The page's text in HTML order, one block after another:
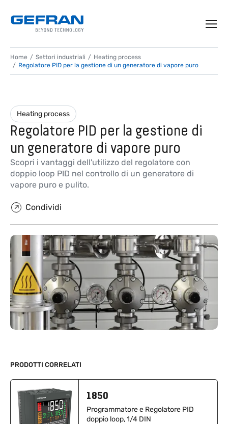
Home Settori industriali
Heating process
Regolatore PID per la gestione di un generatore di vapore puro
Heating process
Regolatore PID per la gestione di
un generatore di vapore puro
Scopri i vantaggi dell'utilizzo del regolatore con
doppio loop PID nel controllo di un generatore di
vapore puro e pulito.
Condividi
PRODOTTI CORRELATI
1850
Programmatore e Regolatore PID
doppio loop, 1/4 DIN